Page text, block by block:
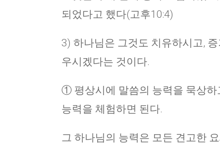
되었다고 했다(고후10:4)
3) 하나님은 그것도 치유하시고,
우시겠다는 것이다.
① 평상시에 말씀의 능력을 묵상하
능력을 체험하면 된다.
그 하나님의 능력은 모든 견고한